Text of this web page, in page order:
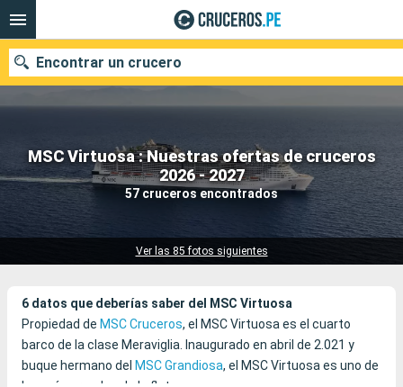
MSC Virtuosa : Nuestras ofertas de cruceros
2026 - 2027
57 cruceros encontrados
Ver las 85 fotos siguientes
Encontrar un crucero
Nuestros destinos
Fecha de salida
6 datos que deberías saber del MSC Virtuosa
Propiedad de MSC Cruceros, el MSC Virtuosa es el cuarto
barco de la clase Meraviglia. Inaugurado en abril de 2.021 y
buque hermano del MSC Grandiosa, el MSC Virtuosa es uno de